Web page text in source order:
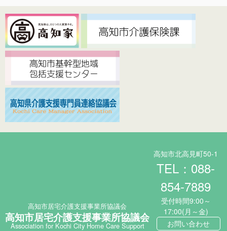
高知市居宅介護支援事業所協議会
高知市居宅介護支援事業所協議会
Association for Kochi City Home Care Support
高知市北高見町50-1
TEL：088-
854-7889
受付時間9:00～
17:00(月～金)
お問い合わせ